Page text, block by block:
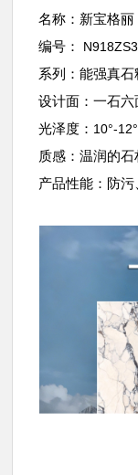
名称：新宝格丽
编号：
系列：能强真石
设计面：一石六
光泽度： 10°-12°
质感：温润的
产品性能：防